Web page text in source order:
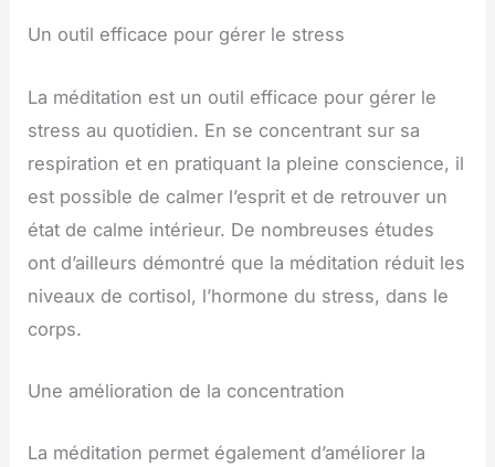
Un outil efficace pour gérer le stress
La méditation est un outil efficace pour gérer le
stress au quotidien. En se concentrant sur sa
respiration et en pratiquant la pleine conscience, il
est possible de calmer l’esprit et de retrouver un
état de calme intérieur. De nombreuses études
ont d’ailleurs démontré que la méditation réduit les
niveaux de cortisol, l’hormone du stress, dans le
corps.
Une amélioration de la concentration
La méditation permet également d’améliorer la